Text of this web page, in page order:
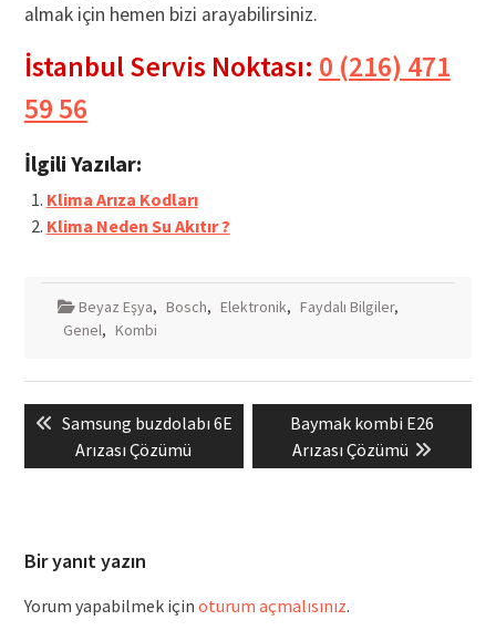
almak için hemen bizi arayabilirsiniz.
İstanbul Servis Noktası: 0 (216) 471
59 56
İlgili Yazılar:
Klima Arıza Kodları
Klima Neden Su Akıtır ?
Beyaz Eşya, Bosch, Elektronik, Faydalı Bilgiler,
Genel, Kombi
Yazı
gezinmesi
Previous
post:
Samsung buzdolabı 6E
Arızası Çözümü
Next
post:
Baymak kombi E26
Arızası Çözümü
Bir yanıt yazın
Yorum yapabilmek için oturum açmalısınız.